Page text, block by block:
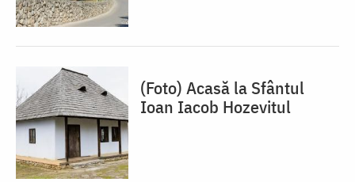
(Foto) Acasă la Sfântul
Ioan Iacob Hozevitul